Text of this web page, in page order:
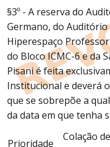
§3º - A reserva do
Germano, do
Hiperespaço
do Bloco ICMC-6 e da
Pisani é feita
Institucional e deverá
que se sobrepõe a
da data em que tenha
Prioridade
Colação